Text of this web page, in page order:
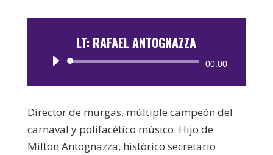
LT: RAFAEL ANTOGNAZZA
Reproductor
00:00
Director de murgas, múltiple campeón del
carnaval y polifacético músico. Hijo de
Milton Antognazza, histórico secretario